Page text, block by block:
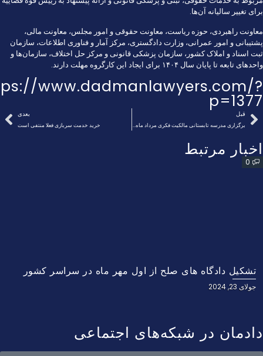
برای تغییر سالیانه آن‌ها.
معاونت راهبردی، حوزه ریاست، معاونت حقوقی و امور مجلس، معاونت مالی،
پشتیبانی و امور عمرانی، وزارت دادگستری، مرکز آمار و فناوری اطلاعات، سازمان
ثبت اسناد و املاک کشور، سازمان پزشکی قانونی و مرکز حل اختلاف، سازمان‌ها و
واحد‌های تابعه تا پایان سال ۱۴۰۴ برای ایجاد این کارگروه مهلت دارند.
www.dadmanlawyers.com/?
p=1377
قبل
برگزاری مدرسه تابستانی مالکیت فکری مرداد ماه در ایران
بعدی
خرید خدمت سربازی فعلا منتفی است
اخبار مرتبط
0
تشکیل دادگاه‌ های صلح از اول مهر ماه در سراسر کشور
جولای 23, 2024
دادمان در شبکه‌های اجتماعی